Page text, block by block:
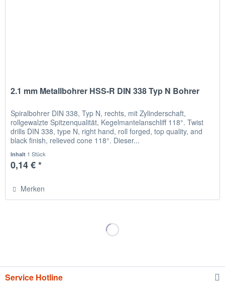
2.1 mm Metallbohrer HSS-R DIN 338 Typ N Bohrer
Spiralbohrer DIN 338, Typ N, rechts, mit Zylinderschaft,
rollgewalzte Spitzenqualität, Kegelmantelanschliff 118°. Twist
drills DIN 338, type N, right hand, roll forged, top quality, and
black finish, relieved cone 118°. Dieser...
Inhalt 1 Stück
0,14 € *
Merken
Service Hotline